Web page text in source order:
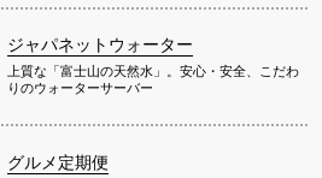
ジャパネットウォーター
上質な「富士山の天然水」。安心・安全、こだわ
りのウォーターサーバー
グルメ定期便